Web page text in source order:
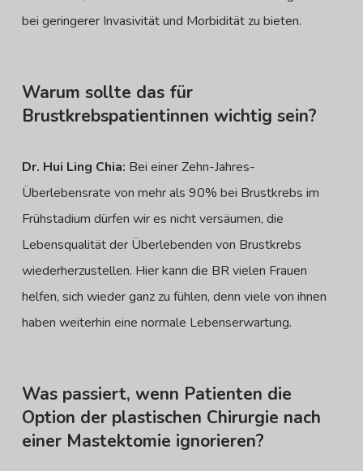
bei geringerer Invasivität und Morbidität zu bieten.
Warum sollte das für
Brustkrebspatientinnen wichtig sein?
Dr. Hui Ling Chia: Bei einer Zehn-Jahres-
Überlebensrate von mehr als 90% bei Brustkrebs im
Frühstadium dürfen wir es nicht versäumen, die
Lebensqualität der Überlebenden von Brustkrebs
wiederherzustellen. Hier kann die BR vielen Frauen
helfen, sich wieder ganz zu fühlen, denn viele von ihnen
haben weiterhin eine normale Lebenserwartung.
Was passiert, wenn Patienten die
Option der plastischen Chirurgie nach
einer Mastektomie ignorieren?